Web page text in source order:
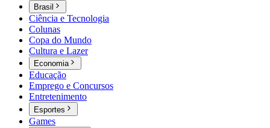
Brasil
Ciência e Tecnologia
Colunas
Copa do Mundo
Cultura e Lazer
Economia
Educação
Emprego e Concursos
Entretenimento
Esportes
Games